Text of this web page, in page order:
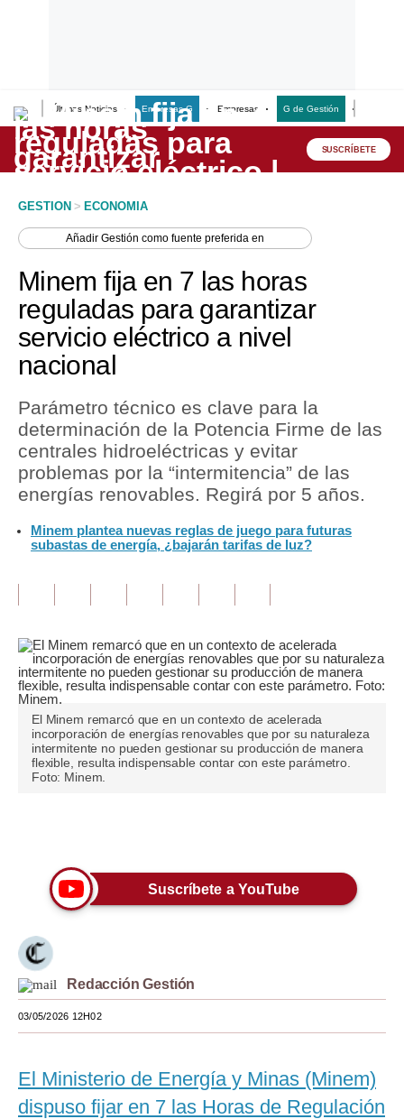
Últimas Noticias Empresas G Empresas G de Gestión
Lo último
Peru Quiosco
Economía
Mercados
Perú
Política
Tu Dinero
Finanzas Personales
Plus G
Opinión
Pregunta de hoy
Blogs
Tendencias
Lujo
Estilos
Mundo
EEUU
México
España
Tecnología
SUSCRÍBETE
GESTION > ECONOMIA
AñadirGestión como fuente preferida en
Minem fija en 7 las horas
reguladas para garantizar
servicio eléctrico a nivel
nacional
Parámetro técnico es clave para la
determinación de la Potencia Firme de las
centrales hidroeléctricas y evitar
problemas por la “intermitencia” de las
energías renovables. Regirá por 5 años.
Minem plantea nuevas reglas de juego para futuras
subastas de energía, ¿bajarán tarifas de luz?
El Minem remarcó que en un contexto de acelerada
incorporación de energías renovables que por su naturaleza
intermitente no pueden gestionar su producción de manera
flexible, resulta indispensable contar con este parámetro.
Foto: Minem.
Suscríbete a YouTube
Redacción Gestión
03/05/2026 12H02
El Ministerio de Energía y Minas (Minem)
dispuso fijar en 7 las Horas de Regulación